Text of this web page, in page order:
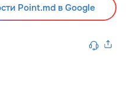
Point.md в Google